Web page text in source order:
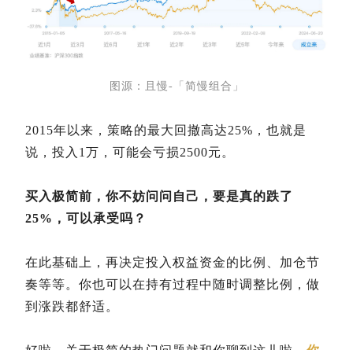
图源：且慢-「简慢组合」
2015年以来，策略的最大回撤高达25%，也就是
说，投入1万，可能会亏损2500元。
买入极简前，你不妨问问自己，要是真的跌了
25%，可以承受吗？
在此基础上，再决定投入权益资金的比例、加仓节
奏等等。你也可以在持有过程中随时调整比例，做
到涨跌都舒适。